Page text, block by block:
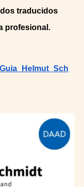
traducidos
profesional.